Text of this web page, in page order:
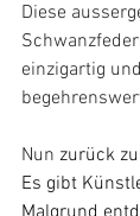
Diese
einzigartig
Nun zurück
Es gibt